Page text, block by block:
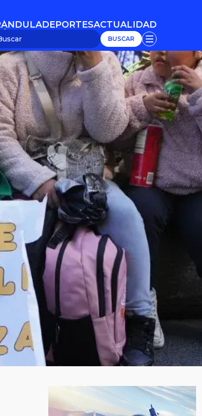
DEPORTESACTUALIDAD
ACTUALIDAD